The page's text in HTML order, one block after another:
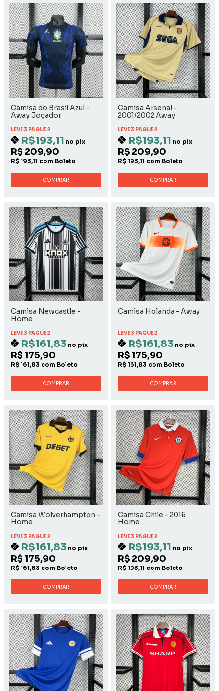
Camisa do Brasil Azul -
Away Jogador
LEVE 3 PAGUE 2
R$193,11 no pix
R$ 209,90
R$ 193,11 com Boleto
COMPRAR
Camisa Arsenal -
2001/2002 Away
LEVE 3 PAGUE 2
R$193,11 no pix
R$ 209,90
R$ 193,11 com Boleto
COMPRAR
Camisa Newcastle -
Home
LEVE 3 PAGUE 2
R$161,83 no pix
R$ 175,90
R$ 161,83 com Boleto
COMPRAR
Camisa Holanda - Away
LEVE 3 PAGUE 2
R$161,83 no pix
R$ 175,90
R$ 161,83 com Boleto
COMPRAR
Camisa Wolverhampton -
Home
LEVE 3 PAGUE 2
R$161,83 no pix
R$ 175,90
R$ 161,83 com Boleto
COMPRAR
Camisa Chile - 2016
Home
LEVE 3 PAGUE 2
R$193,11 no pix
R$ 209,90
R$ 193,11 com Boleto
COMPRAR